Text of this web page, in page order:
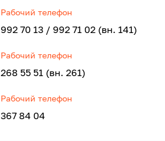
Рабочий телефон
992 70 13 / 992 71 02 (вн. 141)
Рабочий телефон
268 55 51 (вн. 261)
Рабочий телефон
367 84 04